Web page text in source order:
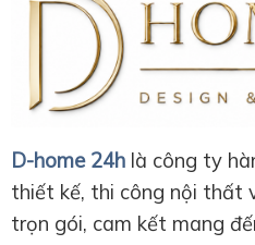
D-home 24h là công ty
thiết kế, thi công nội thất
trọn gói, cam kết mang